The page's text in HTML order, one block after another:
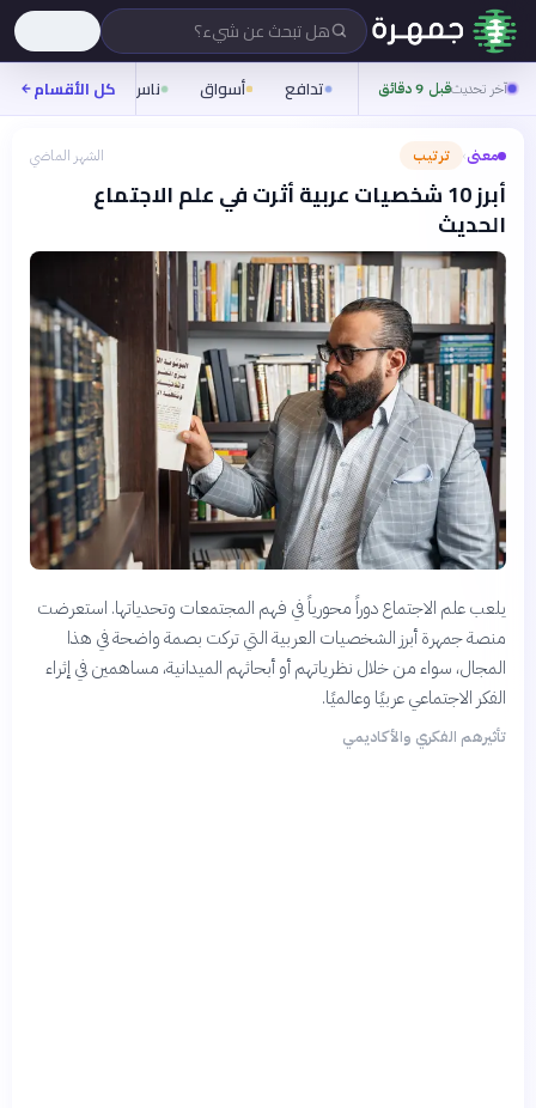
هل تبحث عن شيء؟
آخر تحديثقبل 9 دقائق تدافع أسواق ناس روح
كل الأقسام
معنى› ترتيب الشهر الماضي
أبرز 10 شخصيات عربية أثرت في علم الاجتماع
الحديث
يلعب علم الاجتماع دوراً محورياً في فهم المجتمعات وتحدياتها. استعرضت
منصة جمهرة أبرز الشخصيات العربية التي تركت بصمة واضحة في هذا
المجال، سواء من خلال نظرياتهم أو أبحاثهم الميدانية، مساهمين في إثراء
الفكر الاجتماعي عربيًا وعالميًا.
تأثيرهم الفكري والأكاديمي